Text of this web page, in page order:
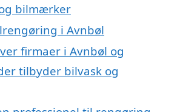
bilmærker
i Avnbøl
firmaer i Avnbøl og
tilbyder bilvask og